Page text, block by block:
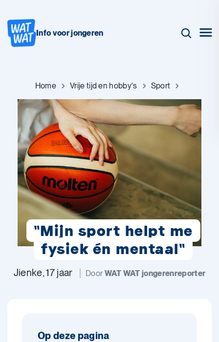
Info voor jongeren
Home Vrije tijd en hobby's Sport
"Mijn sport helpt me
fysiek én mentaal"
Jienke, 17 jaar DoorWAT WAT jongerenreporter
Op deze pagina